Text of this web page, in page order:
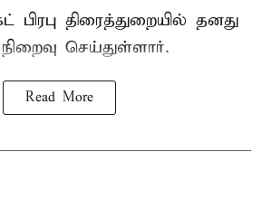
திரைத்துறையில் தனது
செய்துள்ளார்.
Read More